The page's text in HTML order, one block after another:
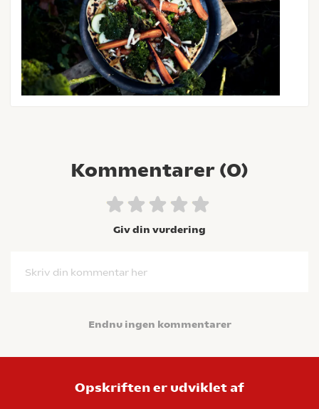
Kommentarer (0)
Giv din vurdering
Skriv din kommentar her
Endnu ingen kommentarer
Opskriften er udviklet af